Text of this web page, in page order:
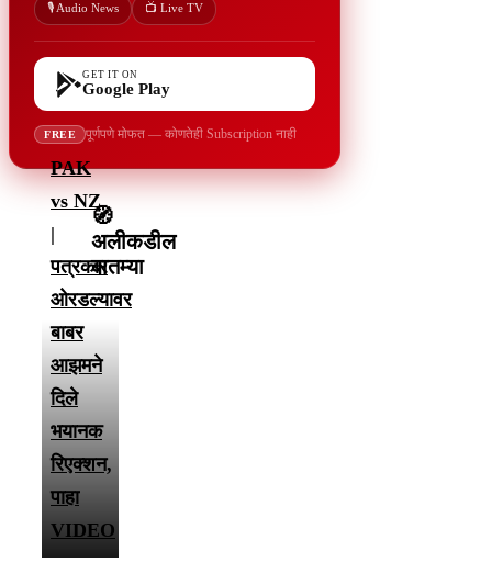
🎙️ Audio News 📺 Live TV
GET IT ON
Google Play
FREE पूर्णपणे मोफत — कोणतेही Subscription नाही
🧭
अलीकडील
बातम्या
PAK
vs NZ
|
पत्रकार
ओरडल्यावर
बाबर
आझमने
दिले
भयानक
रिएक्शन,
पाहा
VIDEO